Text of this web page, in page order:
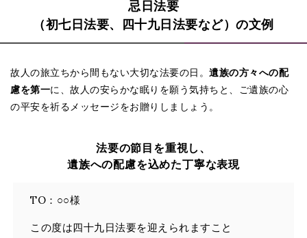
忌日法要
（初七日法要、四十九日法要など）の文例
故人の旅立ちから間もない大切な法要の日。 遺族の方々への配
慮を第一に、故人の安らかな眠りを願う気持ちと、ご遺族の心
の平安を祈るメッセージをお贈りしましょう。
法要の節目を重視し、
遺族への配慮を込めた丁寧な表現
TO：○○様
この度は四十九日法要を迎えられますこと